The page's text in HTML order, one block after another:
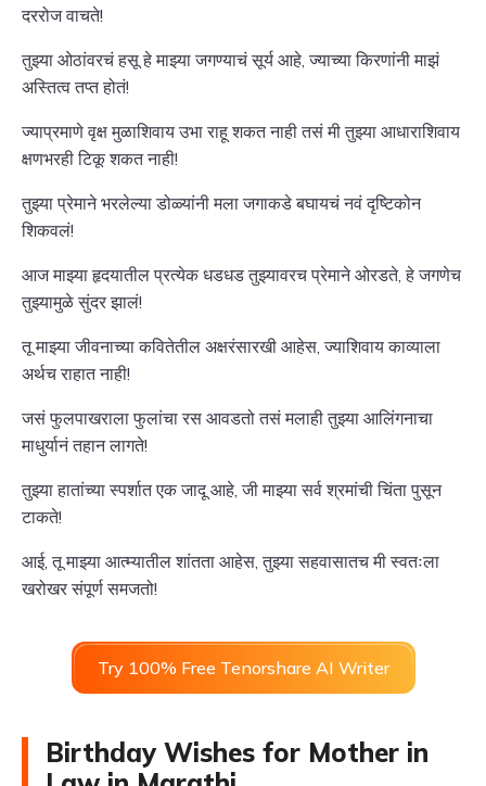
दररोज वाचते!
तुझ्या ओठांवरचं हसू हे माझ्या जगण्याचं सूर्य आहे, ज्याच्या किरणांनी माझं
अस्तित्व तप्त होतं!
ज्याप्रमाणे वृक्ष मुळाशिवाय उभा राहू शकत नाही तसं मी तुझ्या आधाराशिवाय
क्षणभरही टिकू शकत नाही!
तुझ्या प्रेमाने भरलेल्या डोळ्यांनी मला जगाकडे बघायचं नवं दृष्टिकोन
शिकवलं!
आज माझ्या हृदयातील प्रत्येक धडधड तुझ्यावरच प्रेमाने ओरडते, हे जगणेच
तुझ्यामुळे सुंदर झालं!
तू माझ्या जीवनाच्या कवितेतील अक्षरंसारखी आहेस, ज्याशिवाय काव्याला
अर्थच राहात नाही!
जसं फुलपाखराला फुलांचा रस आवडतो तसं मलाही तुझ्या आलिंगनाचा
माधुर्यानं तहान लागते!
तुझ्या हातांच्या स्पर्शात एक जादू आहे, जी माझ्या सर्व श्रमांची चिंता पुसून
टाकते!
आई, तू माझ्या आत्म्यातील शांतता आहेस, तुझ्या सहवासातच मी स्वतःला
खरोखर संपूर्ण समजतो!
Try 100% Free Tenorshare AI Writer
Birthday Wishes for Mother in